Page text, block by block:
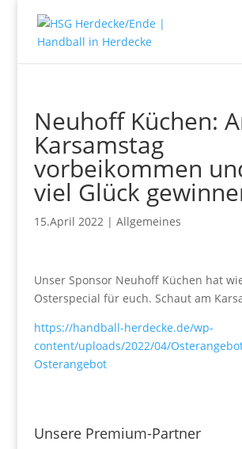
Neuhoff Küchen:
Karsamstag
vorbeikommen
viel Glück
15.April 2022| Allgemeines
Unser Sponsor Neuhoff Küchen hat
Osterspecial für euch. Schaut am
https://handball-herdecke.de/wp-
content/uploads/2022/04/
Osterangebot
Unsere Premium-Partner